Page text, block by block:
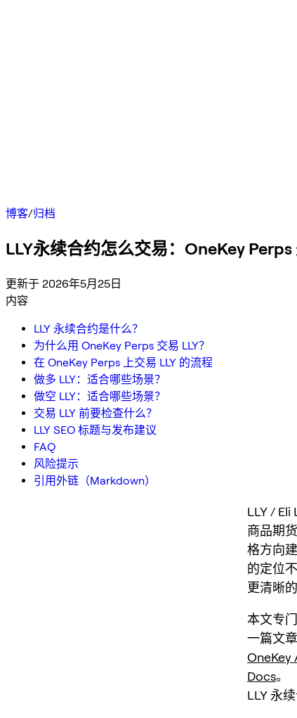
博客/归档
LLY永续合约怎么交易：OneKey
更新于 2026年5月25日
内容
LLY 永续合约是什么？
为什么用 OneKey Perps 交易 LLY？
在 OneKey Perps 上交易 LLY 的流程
做多 LLY：适合哪些场景？
做空 LLY：适合哪些场景？
交易 LLY 前要检查什么？
LLY SEO 标题与发布建议
FAQ
风险提示
引用外链（Markdown）
LLY /
商品期
格方向
的定位
更清晰
本文专
一篇文
OneKey
Docs。
LLY 永